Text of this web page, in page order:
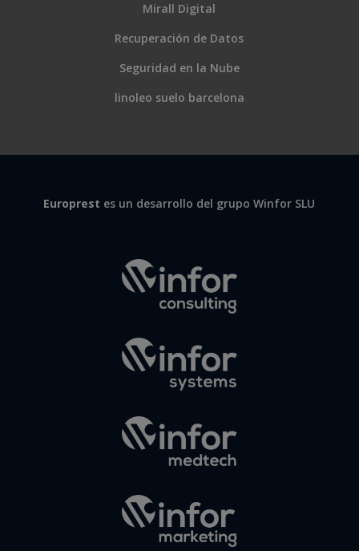
Mirall Digital
Recuperación de Datos
Seguridad en la Nube
linoleo suelo barcelona
Europrest es un desarrollo del grupo Winfor SLU